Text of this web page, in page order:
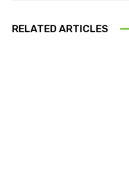
RELATED ARTICLES